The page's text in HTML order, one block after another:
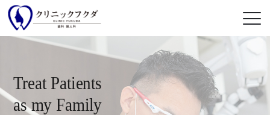
Treat Patients
as my Family
Treat Patients
as my Family